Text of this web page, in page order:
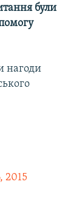
були
нагоди
2015